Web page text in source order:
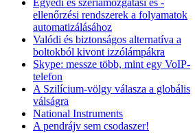
Egyedi és szériamozgatási és -
ellenőrzési rendszerek a folyamatok
automatizálásához
Valódi és biztonságos alternatíva a
boltokból kivont izzólámpákra
Skype: messze több, mint egy VoIP-
telefon
A Szilícium-völgy válasza a globális
válságra
National Instruments
A pendrájv sem csodaszer!